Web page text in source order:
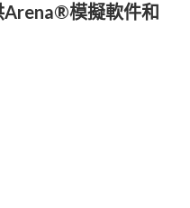
Arena®模擬軟件和